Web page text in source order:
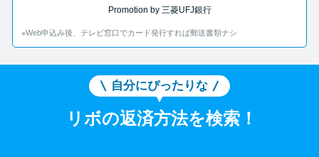
Promotion by 三菱UFJ銀行
※Web申込み後、テレビ窓口でカード発行すれば郵送書類ナシ
自分にぴったりな
リボの返済方法を検索！